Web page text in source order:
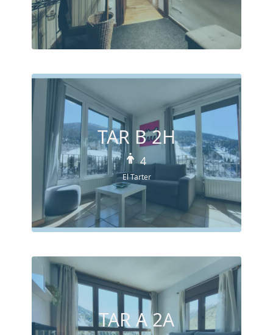
TAR B 2H
4
El Tarter
TAR A 2A